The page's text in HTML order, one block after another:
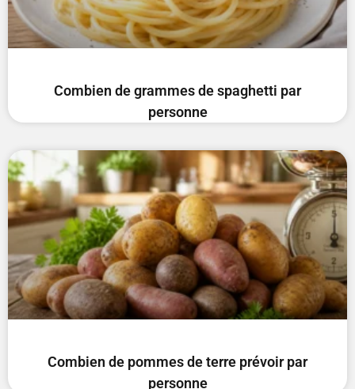
Combien de grammes de spaghetti par
personne
Combien de pommes de terre prévoir par
personne